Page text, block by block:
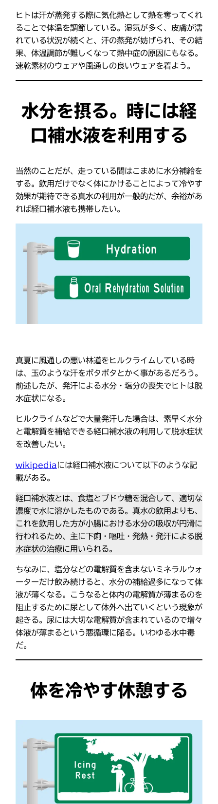
ヒトは汗が蒸発する際に気化熱として熱を奪ってくれ
ることで体温を調節している。湿気が多く、皮膚が濡
れている状況が続くと、汗の蒸発が妨げられ、その結
果、体温調節が難しくなって熱中症の原因にもなる。
速乾素材のウェアや風通しの良いウェアを着よう。
水分を摂る。時には経
口補水液を利用する
当然のことだが、走っている間はこまめに水分補給を
する。飲用だけでなく体にかけることによって冷やす
効果が期待できる真水の利用が一般的だが、余裕があ
れば経口補水液も携帯したい。
真夏に風通しの悪い林道をヒルクライムしている時
は、玉のような汗をボタボタとかく事があるだろう。
前述したが、発汗による水分・塩分の喪失でヒトは脱
水症状になる。
ヒルクライムなどで大量発汗した場合は、素早く水分
と電解質を補給できる経口補水液の利用して脱水症状
を改善したい。
wikipedia には経口補水液について以下のような記
載がある。
経口補水液とは、食塩とブドウ糖を混合して、適切な
濃度で水に溶かしたものである。真水の飲用よりも、
これを飲用した方が小腸における水分の吸収が円滑に
行われるため、主に下痢・嘔吐・発熱・発汗による脱
水症状の治療に用いられる。
ちなみに、塩分などの電解質を含まないミネラルウォ
ーターだけ飲み続けると、水分の補給過多になって体
液が薄くなる。こうなると体内の電解質が薄まるのを
阻止するために尿として体外へ出ていくという現象が
起きる。尿には大切な電解質が含まれているので増々
体液が薄まるという悪循環に陥る。いわゆる水中毒
だ。
体を冷やす休憩する